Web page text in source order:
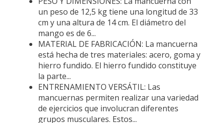
un peso de 12,5 kg tiene una longitud de 33
cm y una altura de 14 cm. El diámetro del
mango es de 6...
MATERIAL DE FABRICACIÓN: La mancuerna
está hecha de tres materiales: acero, goma y
hierro fundido. El hierro fundido constituye
la parte...
ENTRENAMIENTO VERSÁTIL: Las
mancuernas permiten realizar una variedad
de ejercicios que involucran diferentes
grupos musculares. Estos...